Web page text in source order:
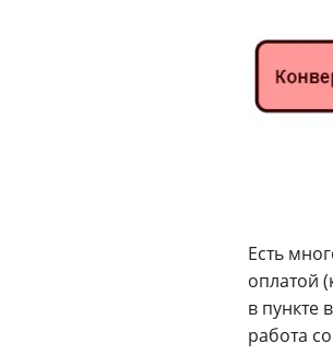
Есть
оплатой
в пункте
работа